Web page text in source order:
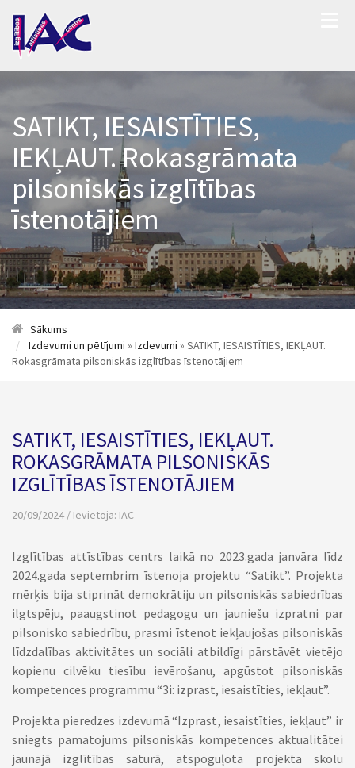
SATIKT, IESAISTĪTIES,
IEKĻAUT. Rokasgrāmata
pilsoniskās izglītības
īstenotājiem
Sākums
Izdevumi un pētījumi » Izdevumi » SATIKT, IESAISTĪTIES, IEKĻAUT.
Rokasgrāmata pilsoniskās izglītības īstenotājiem
SATIKT, IESAISTĪTIES, IEKĻAUT.
ROKASGRĀMATA PILSONISKĀS
IZGLĪTĪBAS ĪSTENOTĀJIEM
20/09/2024 / Ievietoja: IAC
Izglītības attīstības centrs laikā no 2023.gada janvāra līdz
2024.gada septembrim īstenoja projektu “Satikt”. Projekta
mērķis bija stiprināt demokrātiju un pilsoniskās sabiedrības
ilgtspēju, paaugstinot pedagogu un jauniešu izpratni par
pilsonisko sabiedrību, prasmi īstenot iekļaujošas pilsoniskās
līdzdalības aktivitātes un sociāli atbildīgi pārstāvēt vietējo
kopienu cilvēku tiesību ievērošanu, apgūstot pilsoniskās
kompetences programmu “3i: izprast, iesaistīties, iekļaut”.
Projekta pieredzes izdevumā “Izprast, iesaistīties, iekļaut” ir
sniegts pamatojums pilsoniskās kompetences aktualitātei
jaunajā izglītības saturā, atspoguļota projekta skolu